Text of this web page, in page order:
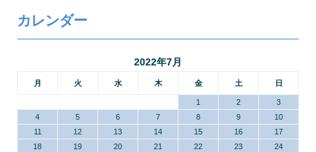
カレンダー
2022年7月
月 火 水 木 金 土 日
1 2
3
4
5 6 7 8 9
10
11
12 13 14 15 16
17
18
19 20 21 22 23
24